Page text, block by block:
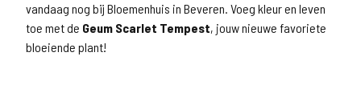
vandaag nog bij Bloemenhuis in Beveren. Voeg kleur en leven
toe met de Geum Scarlet Tempest, jouw nieuwe favoriete
bloeiende plant!